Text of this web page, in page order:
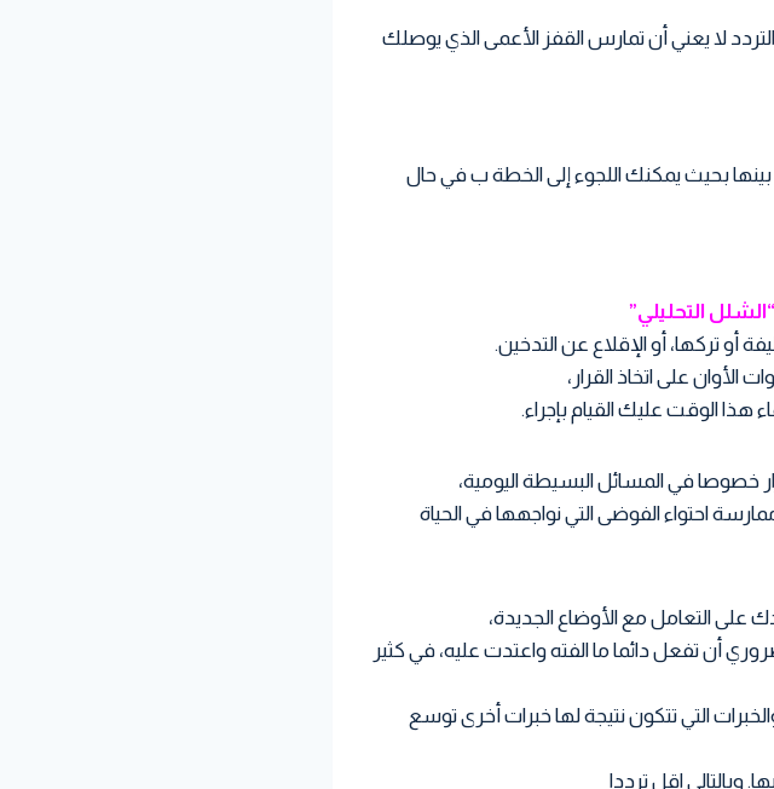
لا يعني أن تمارس القفز الأعمى الذي يوصلك
بحيث يمكنك اللجوء إلى الخطة ب في حال
التحليلي”
أو تركها، أو الإقلاع عن التدخين.
على اتخاذ القرار،
هذا الوقت عليك القيام بإجراء.
خصوصا في المسائل البسيطة اليومية،
احتواء الفوضى التي نواجهها في الحياة
على التعامل مع الأوضاع الجديدة،
أن تفعل دائما ما الفته واعتدت عليه، في كثير
التي تتكون نتيجة لها خبرات أخرى توسع
وبالتالي اقل ترددا